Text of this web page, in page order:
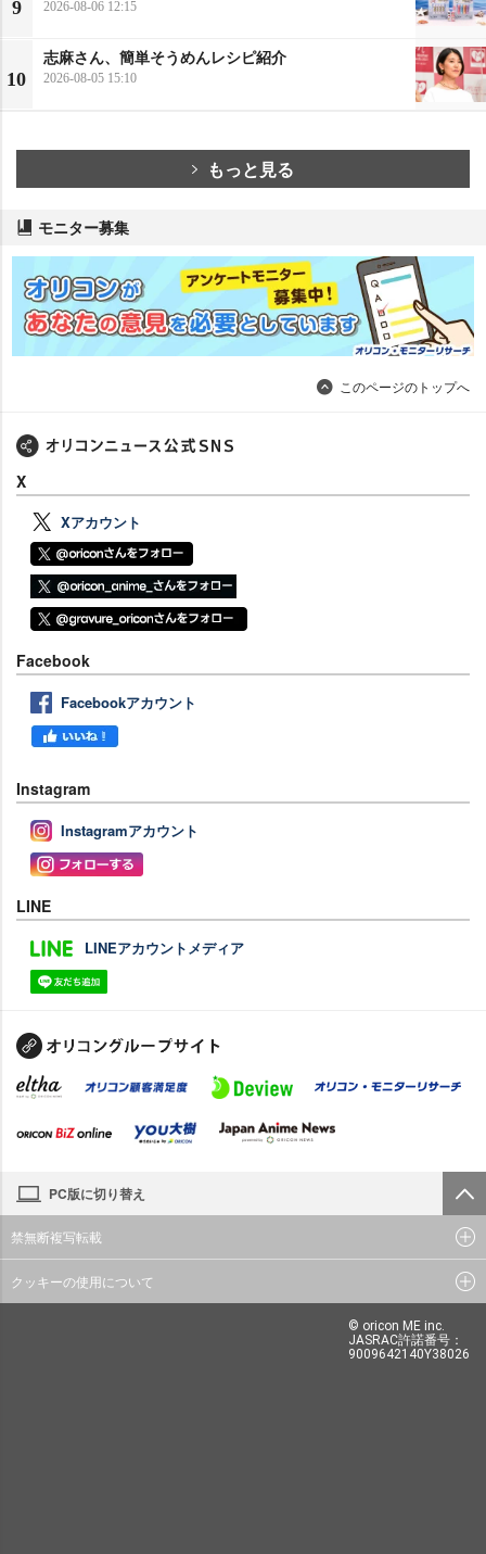
9 2026-08-06 12:15
10
志麻さん、簡単そうめんレシピ紹介
2026-08-05 15:10
もっと見る
モニター募集
このページのトップへ
X
Xアカウント
Facebook
Facebookアカウント
Instagram
Instagramアカウント
LINE
LINEアカウントメディア
PC版に切り替え
禁無断複写転載
クッキーの使用について
© oricon ME inc.
JASRAC許諾番号：
9009642140Y38026